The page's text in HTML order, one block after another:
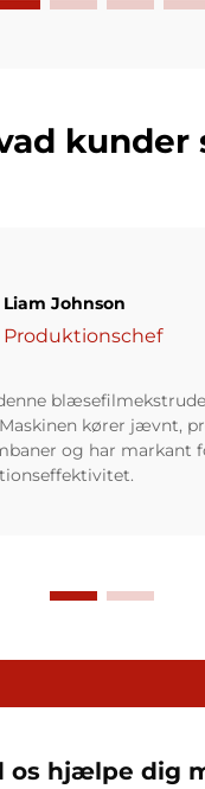
kunder
Liam Johnson
Produktionschef
kører jævnt,
og har markant
os hjælpe dig